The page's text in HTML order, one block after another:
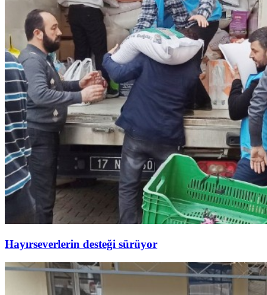
Hayırseverlerin desteği sürüyor